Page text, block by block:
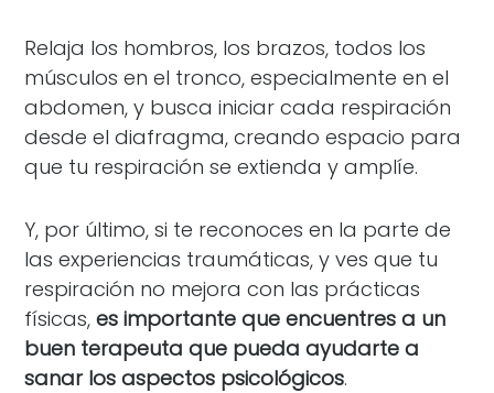
Relaja los hombros, los brazos, todos los
músculos en el tronco, especialmente en el
abdomen, y busca iniciar cada respiración
desde el diafragma, creando espacio para
que tu respiración se extienda y amplíe.
Y, por último, si te reconoces en la parte de
las experiencias traumáticas, y ves que tu
respiración no mejora con las prácticas
físicas,es importante que encuentres a un
buen terapeuta que pueda ayudarte a
sanar los aspectos psicológicos.